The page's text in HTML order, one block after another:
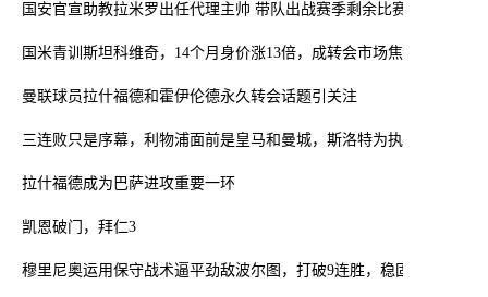
国安官宣助教拉米罗出任代理主帅 带队出战赛季剩余比赛
国米青训斯坦科维奇，14个月身价涨13倍，成转会市场焦点
曼联球员拉什福德和霍伊伦德永久转会话题引关注
三连败只是序幕，利物浦面前是皇马和曼城，斯洛特为执着付出代价
拉什福德成为巴萨进攻重要一环
凯恩破门，拜仁3
穆里尼奥运用保守战术逼平劲敌波尔图，打破9连胜，稳固第3名位置